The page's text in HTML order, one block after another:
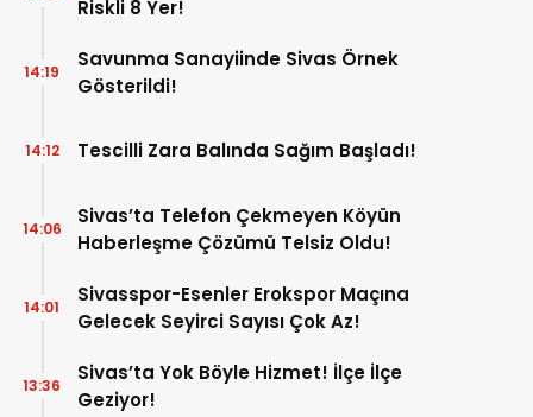
Riskli 8 Yer!
Savunma Sanayiinde Sivas Örnek
Gösterildi!
14:19
Tescilli Zara Balında Sağım Başladı!
14:12
Sivas’ta Telefon Çekmeyen Köyün
Haberleşme Çözümü Telsiz Oldu!
14:06
Sivasspor-Esenler Erokspor Maçına
Gelecek Seyirci Sayısı Çok Az!
14:01
Sivas’ta Yok Böyle Hizmet! İlçe İlçe
Geziyor!
13:36